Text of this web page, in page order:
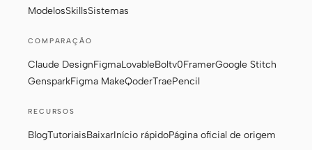
ModelosSkillsSistemas
COMPARAÇÃO
Claude DesignFigmaLovableBoltv0FramerGoogle Stitch
GensparkFigma MakeQoderTraePencil
RECURSOS
BlogTutoriaisBaixarInício rápidoPágina oficial de origem